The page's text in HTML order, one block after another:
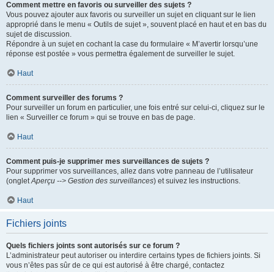
Comment mettre en favoris ou surveiller des sujets ?
Vous pouvez ajouter aux favoris ou surveiller un sujet en cliquant sur le lien
approprié dans le menu « Outils de sujet », souvent placé en haut et en bas du
sujet de discussion.
Répondre à un sujet en cochant la case du formulaire « M’avertir lorsqu’une
réponse est postée » vous permettra également de surveiller le sujet.
Haut
Comment surveiller des forums ?
Pour surveiller un forum en particulier, une fois entré sur celui-ci, cliquez sur le
lien « Surveiller ce forum » qui se trouve en bas de page.
Haut
Comment puis-je supprimer mes surveillances de sujets ?
Pour supprimer vos surveillances, allez dans votre panneau de l’utilisateur
(ongletAperçu --> Gestion des surveillances) et suivez les instructions.
Haut
Fichiers joints
Quels fichiers joints sont autorisés sur ce forum ?
L’administrateur peut autoriser ou interdire certains types de fichiers joints. Si
vous n’êtes pas sûr de ce qui est autorisé à être chargé, contactez